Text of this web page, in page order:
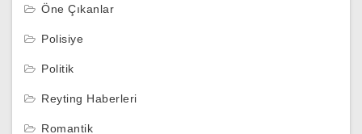
Öne Çıkanlar
Polisiye
Politik
Reyting Haberleri
Romantik